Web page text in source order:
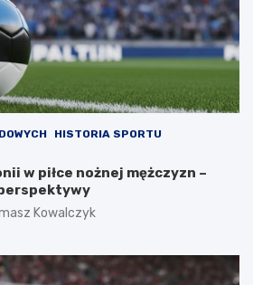
HISTORIA SPORTU
w piłce nożnej mężczyzn –
Kowalczyk